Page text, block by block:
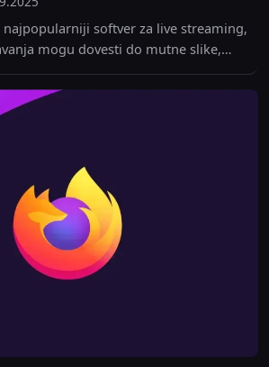
najpopularniji softver za live streaming,
mogu dovesti do mutne slike,
U ovom...